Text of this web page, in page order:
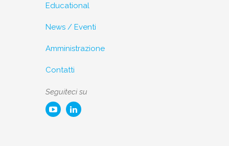
Educational
News / Eventi
Amministrazione
Contatti
Seguiteci su